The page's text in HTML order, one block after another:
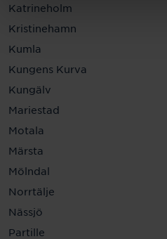
Katrineholm
Kristinehamn
Kumla
Kungens Kurva
Kungälv
Mariestad
Motala
Märsta
Mölndal
Norrtälje
Nässjö
Partille